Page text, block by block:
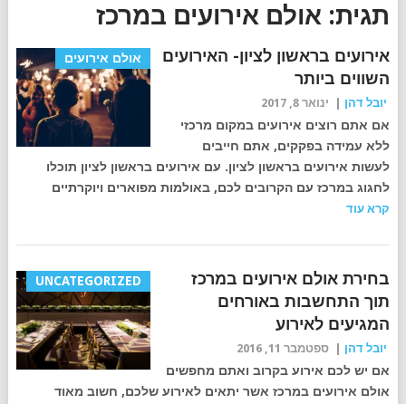
תגית: אולם אירועים במרכז
אולם אירועים
אירועים בראשון לציון- האירועים
השווים ביותר
יובל דהן ינואר 8, 2017
אם אתם רוצים אירועים במקום מרכזי
ללא עמידה בפקקים, אתם חייבים
לעשות אירועים בראשון לציון. עם אירועים בראשון לציון תוכלו
לחגוג במרכז עם הקרובים לכם, באולמות מפוארים ויוקרתיים
קרא עוד
UNCATEGORIZED
בחירת אולם אירועים במרכז
תוך התחשבות באורחים
המגיעים לאירוע
יובל דהן ספטמבר 11, 2016
אם יש לכם אירוע בקרוב ואתם מחפשים
אולם אירועים במרכז אשר יתאים לאירוע שלכם, חשוב מאוד